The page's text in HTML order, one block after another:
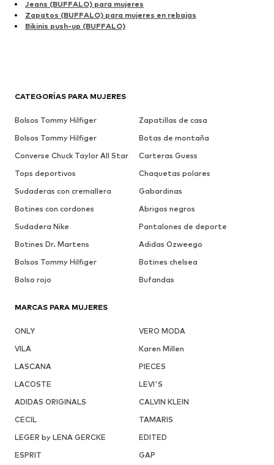
CATEGORÍAS PARA MUJERES
Bolsos Tommy Hilfiger
Zapatillas de casa
Bolsos Tommy Hilfiger
Botas de montaña
Converse Chuck Taylor All Star
Carteras Guess
Tops deportivos
Chaquetas polares
Sudaderas con cremallera
Gabardinas
Botines con cordones
Abrigos negros
Sudadera Nike
Pantalones de deporte
Botines Dr. Martens
Adidas Ozweego
Bolsos Tommy Hilfiger
Botines chelsea
Bolso rojo
Bufandas
MARCAS PARA MUJERES
ONLY
VERO MODA
VILA
Karen Millen
LASCANA
PIECES
LACOSTE
LEVI'S
ADIDAS ORIGINALS
CALVIN KLEIN
CECIL
TAMARIS
LEGER by LENA GERCKE
EDITED
ESPRIT
GAP
Jeans (BUFFALO) para mujeres
Zapatos (BUFFALO) para mujeres en rebajas
Bikinis push-up (BUFFALO)